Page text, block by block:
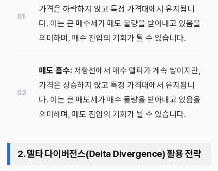
가격은 하락하지 않고 특정 가격대에서 유지됩니
다. 이는 큰 매수세가 매도 물량을 받아내고 있음을
의미하며, 매수 진입의 기회가 될 수 있습니다.
매도 흡수: 저항선에서 매수 델타가 계속 쌓이지만,
가격은 상승하지 않고 특정 가격대에서 유지됩니
다. 이는 큰 매도세가 매수 물량을 받아내고 있음을
의미하며, 매도 진입의 기회가 될 수 있습니다.
2. 델타 다이버전스(Delta Divergence) 활용 전략